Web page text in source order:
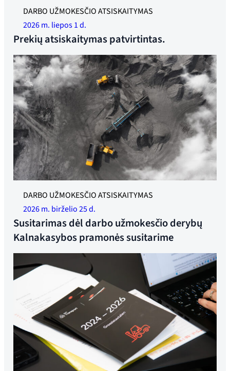
Iliustracinė nuotrauka
DARBO UŽMOKESČIO ATSISKAITYMAS
2026 m. liepos 1 d.
Prekių atsiskaitymas patvirtintas.
DARBO UŽMOKESČIO ATSISKAITYMAS
2026 m. birželio 25 d.
Susitarimas dėl darbo užmokesčio derybų
Kalnakasybos pramonės susitarime